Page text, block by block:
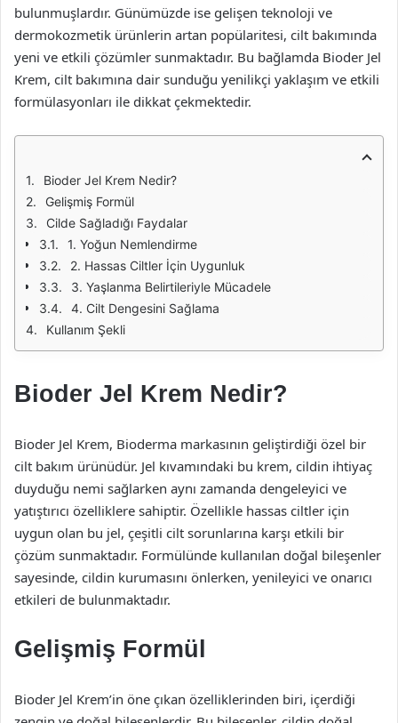
bulunmuşlardır. Günümüzde ise gelişen teknoloji ve
dermokozmetik ürünlerin artan popülaritesi, cilt bakımında
yeni ve etkili çözümler sunmaktadır. Bu bağlamda Bioder Jel
Krem, cilt bakımına dair sunduğu yenilikçi yaklaşım ve etkili
formülasyonları ile dikkat çekmektedir.
Bioder Jel Krem Nedir?
Gelişmiş Formül
Cilde Sağladığı Faydalar
1. Yoğun Nemlendirme
2. Hassas Ciltler İçin Uygunluk
3. Yaşlanma Belirtileriyle Mücadele
4. Cilt Dengesini Sağlama
Kullanım Şekli
Bioder Jel Krem Nedir?
Bioder Jel Krem, Bioderma markasının geliştirdiği özel bir
cilt bakım ürünüdür. Jel kıvamındaki bu krem, cildin ihtiyaç
duyduğu nemi sağlarken aynı zamanda dengeleyici ve
yatıştırıcı özelliklere sahiptir. Özellikle hassas ciltler için
uygun olan bu jel, çeşitli cilt sorunlarına karşı etkili bir
çözüm sunmaktadır. Formülünde kullanılan doğal bileşenler
sayesinde, cildin kurumasını önlerken, yenileyici ve onarıcı
etkileri de bulunmaktadır.
Gelişmiş Formül
Bioder Jel Krem’in öne çıkan özelliklerinden biri, içerdiği